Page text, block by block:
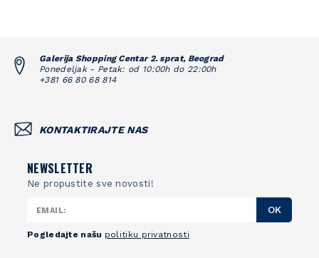
Galerija Shopping Centar 2. sprat, Beograd
Ponedeljak - Petak: od 10:00h do 22:00h
+381 66 80 68 814
KONTAKTIRAJTE NAS
NEWSLETTER
Ne propustite sve novosti!
OK
Pogledajte našu politiku privatnosti